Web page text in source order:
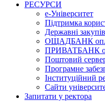
РЕСУРСИ
е-Університет
Підтримка
Державні
ОЩАДБАНК
ПРИВАТБАНК
Поштовий
Програмне
Інституційний
Сайти
Запитати у ректора